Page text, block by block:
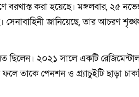
বরখাস্ত করা হয়েছে। মঙ্গলবার, ২৫
সেনাবাহিনী জানিয়েছে, তার আচরণ
ছিলেন। ২০২১ সালে একটি
ফলে তাকে পেনশন ও গ্র্যাচুইটি ছাড়া